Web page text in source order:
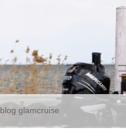
blog glamcruise